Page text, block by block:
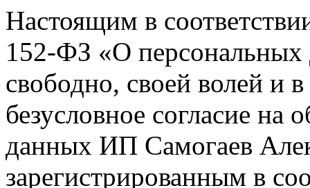
Настоящим в
152-ФЗ «О персональных
свободно, своей волей и
безусловное согласие на
данных ИП Самогаев
зарегистрированным в